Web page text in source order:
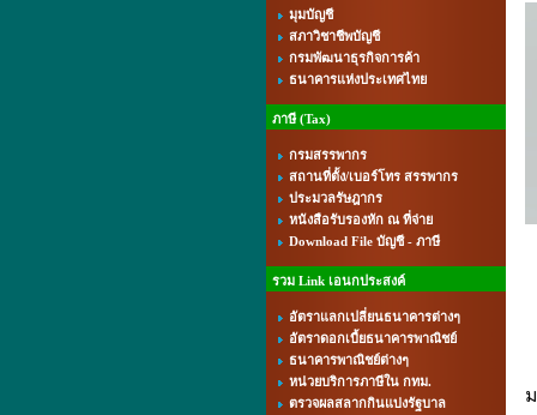
มุมบัญชี
สภาวิชาชีพบัญชี
กรมพัฒนาธุรกิจการค้า
ธนาคารแห่งประเทศไทย
ภาษี (Tax)
กรมสรรพากร
สถานที่ตั้ง/เบอร์โทร สรรพากร
ประมวลรัษฎากร
หนังสือรับรองหัก ณ ที่จ่าย
Download File บัญชี - ภาษี
รวม Link เอนกประสงค์
อัตราแลกเปลี่ยนธนาคารต่างๆ
อัตราดอกเบี้ยธนาคารพาณิชย์
ธนาคารพาณิชย์ต่างๆ
หน่วยบริการภาษีใน กทม.
ตรวจผลสลากกินแบ่งรัฐบาล